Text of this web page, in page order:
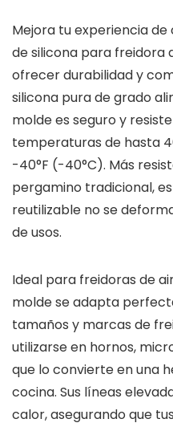
Mejora tu experiencia
de silicona para freidora
ofrecer durabilidad y
silicona pura de grado
molde es seguro y
temperaturas de hasta
-40°F (-40°C). Más
pergamino tradicional,
reutilizable no se
de usos.
Ideal para freidoras de
molde se adapta
tamaños y marcas de
utilizarse en hornos,
que lo convierte en una
cocina. Sus líneas
calor, asegurando que